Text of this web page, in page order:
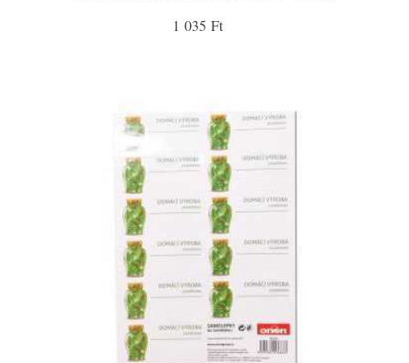
1 035 Ft